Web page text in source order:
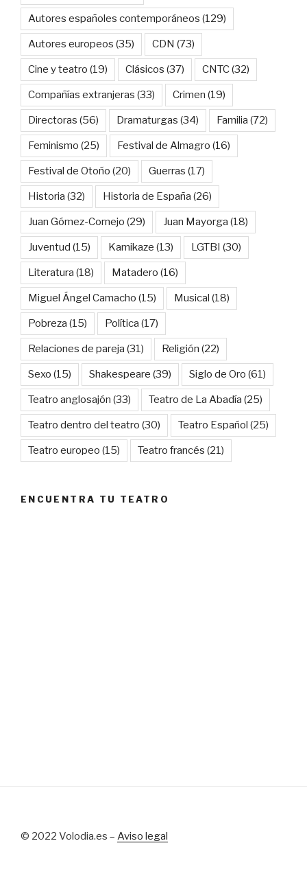
Autores españoles contemporáneos (129)
Autores europeos (35) CDN (73)
Cine y teatro (19) Clásicos (37) CNTC(32)
Compañías extranjeras (33) Crimen (19)
Directoras (56) Dramaturgas (34) Familia (72)
Feminismo (25) Festival de Almagro (16)
Festival de Otoño (20) Guerras (17)
Historia (32) Historia de España (26)
Juan Gómez-Cornejo (29) Juan Mayorga (18)
Juventud (15) Kamikaze (13) LGTBI (30)
Literatura (18) Matadero (16)
Miguel Ángel Camacho (15) Musical (18)
Pobreza (15) Política (17)
Relaciones de pareja (31) Religión (22)
Sexo (15) Shakespeare (39) Siglo de Oro (61)
Teatro anglosajón (33) Teatro de La Abadía (25)
Teatro dentro del teatro (30) Teatro Español (25)
Teatro europeo (15) Teatro francés (21)
ENCUENTRA TU TEATRO
© 2022 Volodia.es – Aviso legal